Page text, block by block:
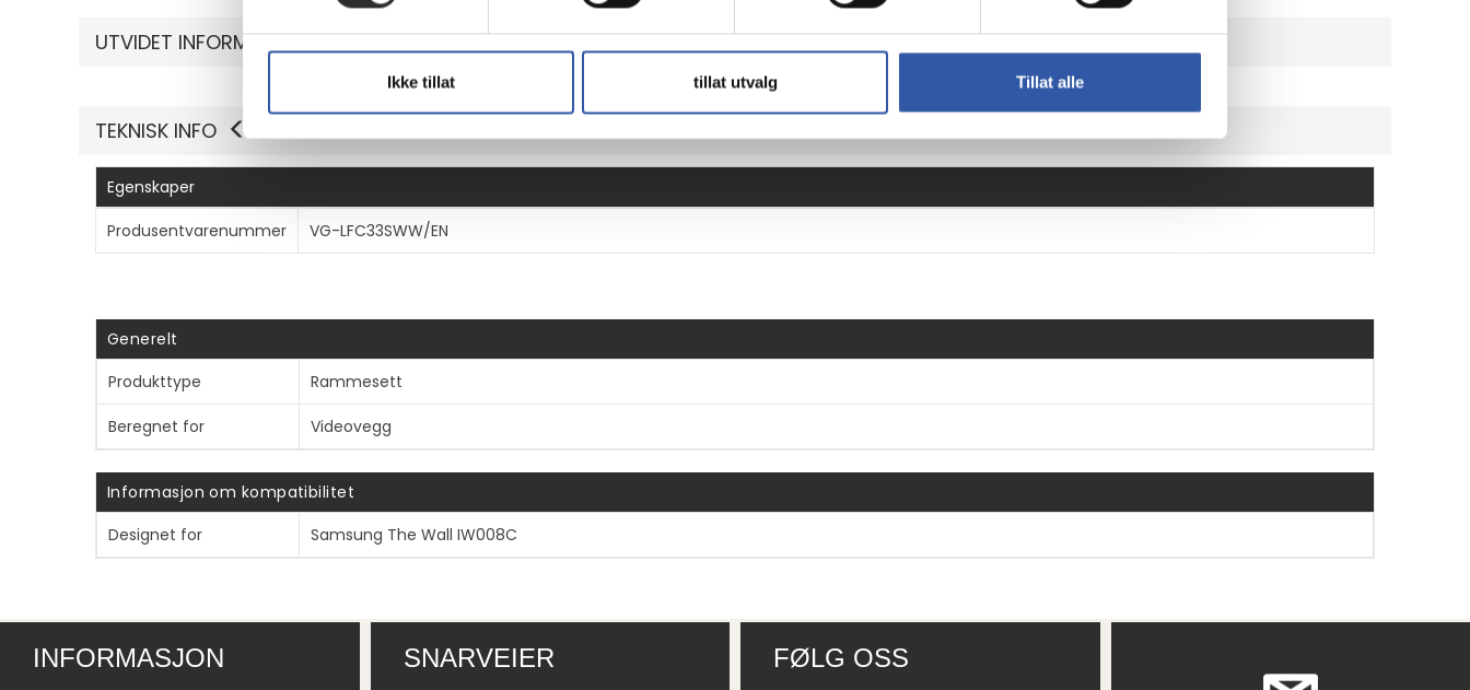
Ikke tillat tillat utvalg Tillat alle
UTVIDET INFORMASJON
TEKNISK INFO
Egenskaper
Produsentvarenummer
VG-LFC33SWW/EN
Generelt
Produkttype
Rammesett
Beregnet for Videovegg
Informasjon om kompatibilitet
Designet for
Samsung The Wall IW008C
INFORMASJON SNARVEIER FØLG OSS